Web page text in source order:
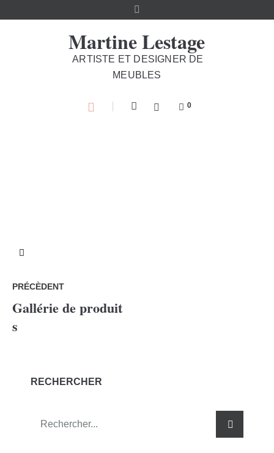
Martine Lestage
ARTISTE ET DESIGNER DE
MEUBLES
0
PRÉCÈDENT
Gallérie de produit
s
RECHERCHER